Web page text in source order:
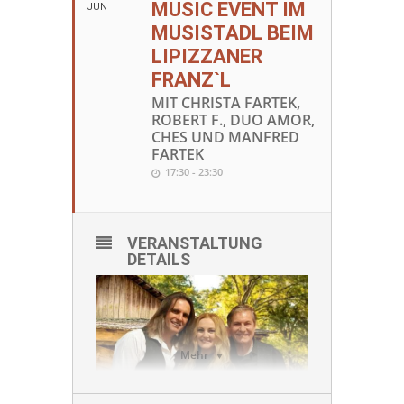
JUN
MUSIC EVENT IM
MUSISTADL BEIM
LIPIZZANER
FRANZ`L
MIT CHRISTA FARTEK,
ROBERT F., DUO AMOR,
CHES UND MANFRED
FARTEK
17:30 - 23:30
Mehr
VERANSTALTUNG
DETAILS